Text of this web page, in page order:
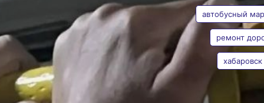
в Хабаровске
На это время маршрут
№ 17 будет сокращён
Таисия Субботина
Администрация города
Хабаровска сообщает
о временном изменении
схемы движения
Валерия
Железная
автобусный
ремонт
хабаровск